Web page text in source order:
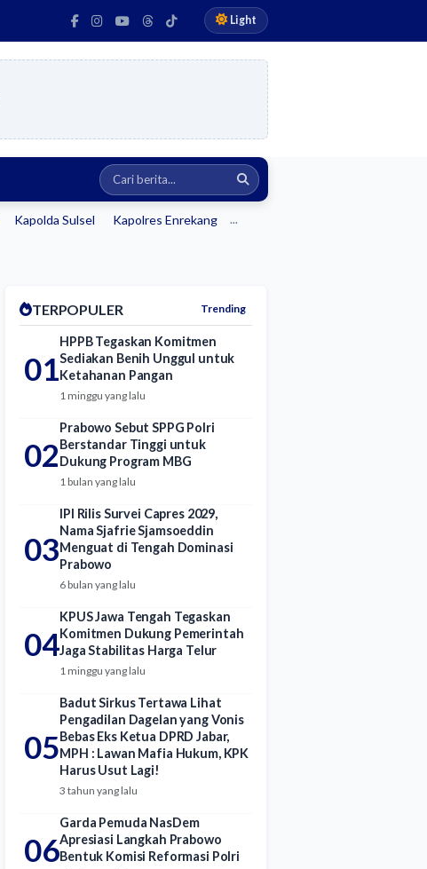
Light
Kapolda Sulsel Kapolres Enrekang ...
TERPOPULER Trending
01
HPPB Tegaskan Komitmen
Sediakan Benih Unggul untuk
Ketahanan Pangan
1 minggu yang lalu
02
Prabowo Sebut SPPG Polri
Berstandar Tinggi untuk
Dukung Program MBG
1 bulan yang lalu
03
IPI Rilis Survei Capres 2029,
Nama Sjafrie Sjamsoeddin
Menguat di Tengah Dominasi
Prabowo
6 bulan yang lalu
04
KPUS Jawa Tengah Tegaskan
Komitmen Dukung Pemerintah
Jaga Stabilitas Harga Telur
1 minggu yang lalu
05
Badut Sirkus Tertawa Lihat
Pengadilan Dagelan yang Vonis
Bebas Eks Ketua DPRD Jabar,
MPH : Lawan Mafia Hukum, KPK
Harus Usut Lagi!
3 tahun yang lalu
06
Garda Pemuda NasDem
Apresiasi Langkah Prabowo
Bentuk Komisi Reformasi Polri